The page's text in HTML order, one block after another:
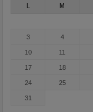
L M
3 4
10 11
17 18
24 25
31